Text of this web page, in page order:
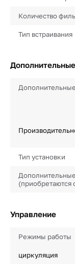
Количество
Тип встраивания
Тип установки
(приобретаются
Управление
Режимы работы
циркуляция